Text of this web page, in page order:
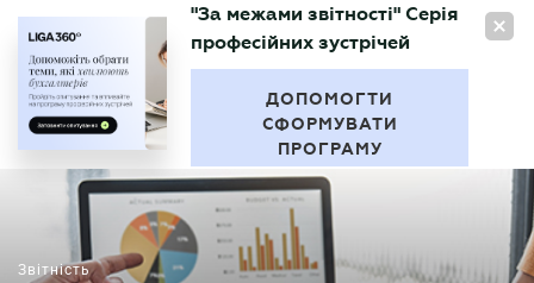
UA
БУХГАЛТЕР
"За межами звітності" Серія
професійних зустрічей
ДОПОМОГТИ
СФОРМУВАТИ
ПРОГРАМУ
Звітність